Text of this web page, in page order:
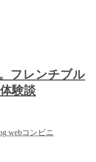
フレンチブル
験談
webコンビニ